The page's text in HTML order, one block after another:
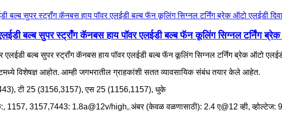
बल्ब सुपर स्ट्रॉंग कॅनबस हाय पॉवर एलईडी बल्ब फॅन कूलिंग सिग्नल टर्निंग ब्रेक
बल्ब सुपर स्ट्रॉंग कॅनबस हाय पॉवर एलईडी बल्ब फॅन कूलिंग सिग्नल टर्निंग ब्रेक ऑटो एलईडी
विशेषज्ञ आहोत. आम्ही जगभरातील ग्राहकांशी सतत व्यावसायिक संबंध तयार केले आहेत.
टी 25 (3156,3157), एस 25 (1156,1157), धुके
, 1157, 3157,7443: 1.8a@12v/high,,अंबर (केवळ वळणासाठी): 2.4 ए@12 व्ही, व्होल्टेज: